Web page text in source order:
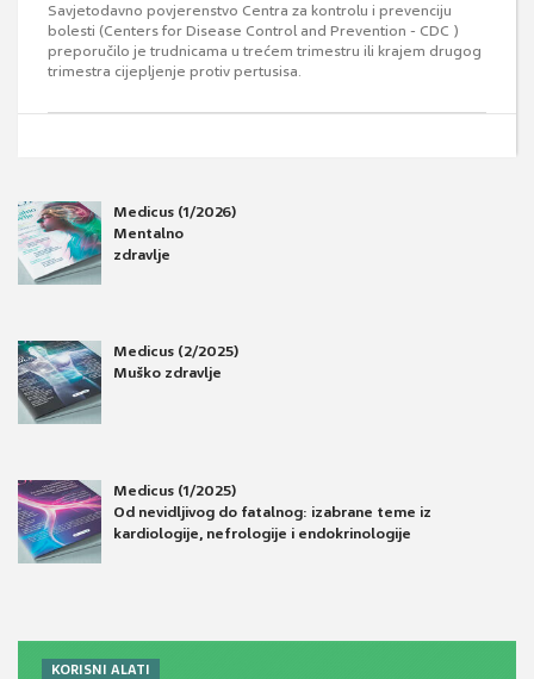
Savjetodavno povjerenstvo Centra za kontrolu i prevenciju
bolesti (Centers for Disease Control and Prevention - CDC )
preporučilo je trudnicama u trećem trimestru ili krajem drugog
trimestra cijepljenje protiv pertusisa.
Medicus (1/2026)
Mentalno
zdravlje
Medicus (2/2025)
Muško zdravlje
Medicus (1/2025)
Od nevidljivog do fatalnog: izabrane teme iz
kardiologije, nefrologije i endokrinologije
KORISNI ALATI